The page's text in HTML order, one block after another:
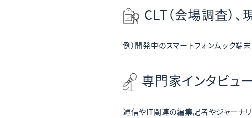
CLT（会場調査）
例）開発中のスマートフォンムック端
専門家インタビュー
通信やIT関連の編集記者やジャーナリ